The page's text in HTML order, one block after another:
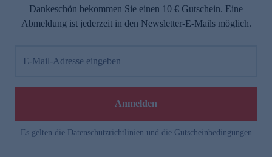
Dankeschön bekommen Sie einen 10 € Gutschein. Eine
Abmeldung ist jederzeit in den Newsletter-E-Mails möglich.
E-Mail-Adresse eingeben
Anmelden
Es gelten die Datenschutzrichtlinien und die Gutscheinbedingungen